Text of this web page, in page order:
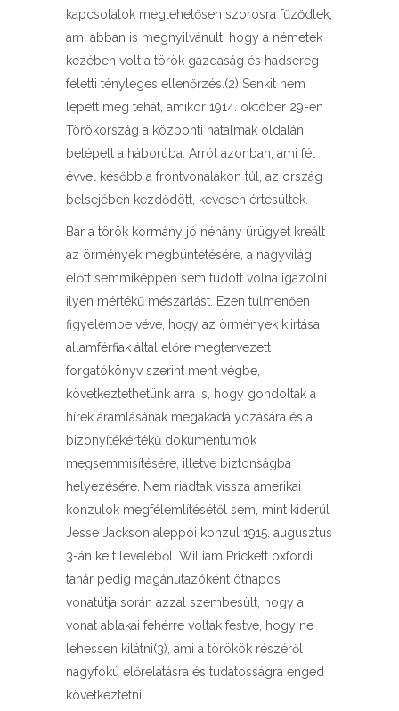
kapcsolatok meglehetősen szorosra fűződtek,
ami abban is megnyilvánult, hogy a németek
kezében volt a török gazdaság és hadsereg
feletti tényleges ellenőrzés.(2) Senkit nem
lepett meg tehát, amikor 1914. október 29-én
Törökország a központi hatalmak oldalán
belépett a háborúba. Arról azonban, ami fél
évvel később a frontvonalakon túl, az ország
belsejében kezdődött, kevesen értesültek.
Bár a török kormány jó néhány ürügyet kreált
az örmények megbüntetésére, a nagyvilág
előtt semmiképpen sem tudott volna igazolni
ilyen mértékű mészárlást. Ezen túlmenően
figyelembe véve, hogy az örmények kiirtása
államférfiak által előre megtervezett
forgatókönyv szerint ment végbe,
következtethetünk arra is, hogy gondoltak a
hírek áramlásának megakadályozására és a
bizonyítékértékű dokumentumok
megsemmisítésére, illetve biztonságba
helyezésére. Nem riadtak vissza amerikai
konzulok megfélemlítésétől sem, mint kiderül
Jesse Jackson aleppói konzul 1915. augusztus
3-án kelt leveléből. William Prickett oxfordi
tanár pedig magánutazóként ötnapos
vonatútja során azzal szembesült, hogy a
vonat ablakai fehérre voltak festve, hogy ne
lehessen kilátni(3), ami a törökök részéről
nagyfokú előrelátásra és tudatosságra enged
következtetni.